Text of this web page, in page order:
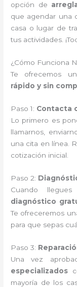
opción de
que agendar una
casa o lugar de
tus actividades.
¿Cómo Funciona
Te ofrecemos
rápido y sin
Paso 1: Contacta
Lo primero es
llamarnos,
una cita en línea.
cotización inicial.
Paso 2:
Cuando
diagnóstico
Te ofreceremos
para que sepas
Paso 3:
Una vez
especializados
mayoría de los